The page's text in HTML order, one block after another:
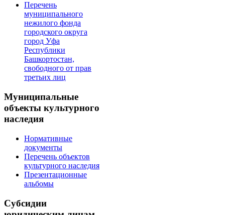
Перечень
муниципального
нежилого фонда
городского округа
город Уфа
Республики
Башкортостан,
свободного от прав
третьих лиц
Муниципальные
объекты культурного
наследия
Нормативные
документы
Перечень объектов
культурного наследия
Презентационные
альбомы
Субсидии